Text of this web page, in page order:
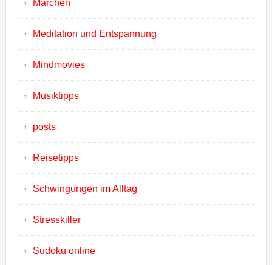
Märchen
Meditation und Entspannung
Mindmovies
Musiktipps
posts
Reisetipps
Schwingungen im Alltag
Stresskiller
Sudoku online